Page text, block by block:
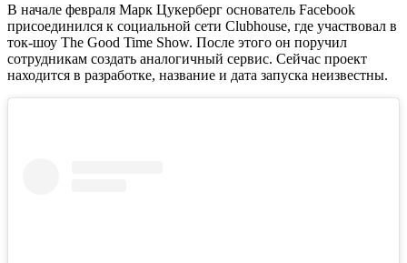
В начале февраля Марк Цукерберг основатель Facebook
присоединился к социальной сети Clubhouse, где участвовал в
ток-шоу The Good Time Show. После этого он поручил
сотрудникам создать аналогичный сервис. Сейчас проект
находится в разработке, название и дата запуска неизвестны.